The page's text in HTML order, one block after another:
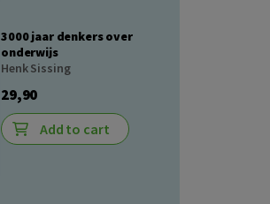
3000 jaar denkers over
onderwijs
Henk Sissing
29,90
Add to cart